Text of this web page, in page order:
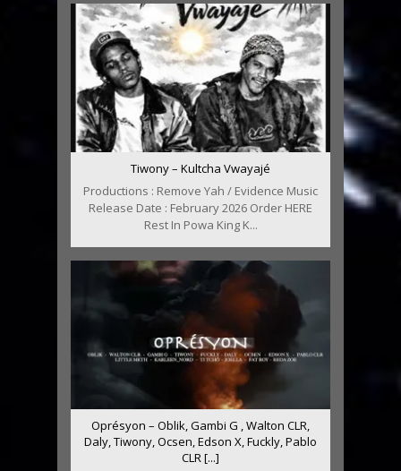
Tiwony – Kultcha Vwayajé
Productions : Remove Yah / Evidence Music
Release Date : February 2026 Order HERE
Rest In Powa King K...
Oprésyon – Oblik, Gambi G , Walton CLR,
Daly, Tiwony, Ocsen, Edson X, Fuckly, Pablo
CLR [...]